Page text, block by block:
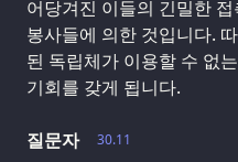
어당겨진 이들의 긴밀한
봉사들에 의한 것입니다.
된 독립체가 이용할 수 없
기회를 갖게 됩니다.
30.11
질문자